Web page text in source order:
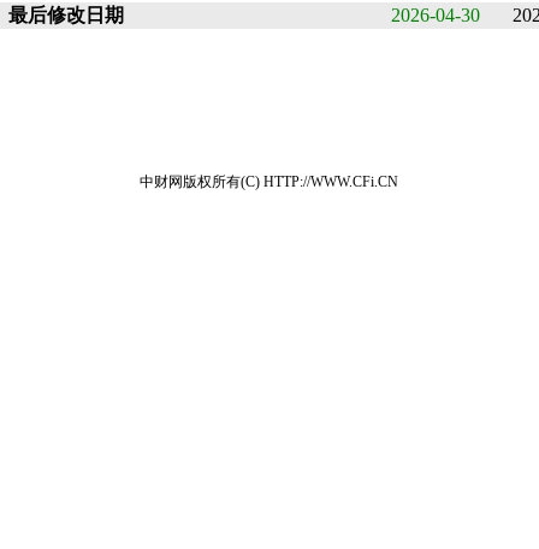
最后修改日期
2026-04-30
中财网版权所有(C) HTTP://WWW.CFi.CN